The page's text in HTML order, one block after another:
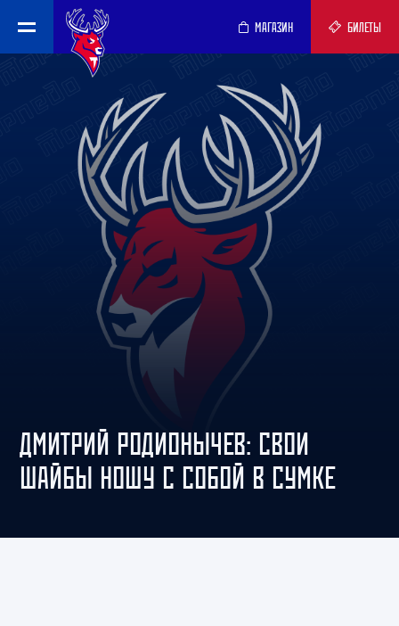
МАГАЗИН БИЛЕТЫ
ДМИТРИЙ РОДИОНЫЧЕВ: СВОИ
ШАЙБЫ НОШУ С СОБОЙ В СУМКЕ